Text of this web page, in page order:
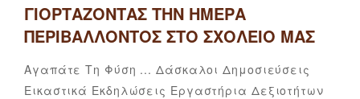
ΓΙΟΡΤΆΖΟΝΤΑΣ ΤΗΝ ΗΜΈΡΑ
ΠΕΡΙΒΆΛΛΟΝΤΟΣ ΣΤΟ ΣΧΟΛΕΊΟ ΜΑΣ
Categories
Αγαπάτε Τη Φύση ... Δάσκαλοι Δημοσιεύσεις
Εικαστικά Εκδηλώσεις Εργαστήρια Δεξιοτήτων